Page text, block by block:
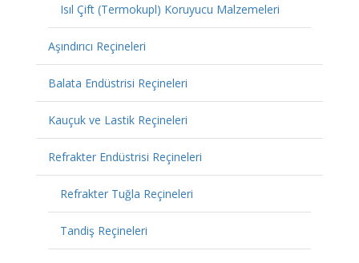
Isıl Çift (Termokupl) Koruyucu Malzemeleri
Aşındırıcı Reçineleri
Balata Endüstrisi Reçineleri
Kauçuk ve Lastik Reçineleri
Refrakter Endüstrisi Reçineleri
Refrakter Tuğla Reçineleri
Tandiş Reçineleri